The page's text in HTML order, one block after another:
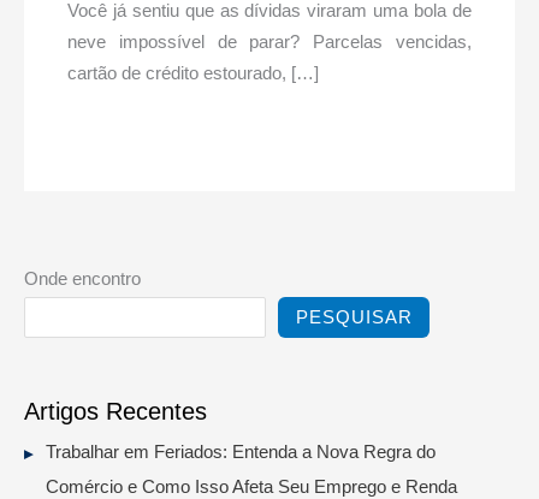
Você já sentiu que as dívidas viraram uma bola de
neve impossível de parar? Parcelas vencidas,
cartão de crédito estourado, […]
Onde encontro
PESQUISAR
Artigos Recentes
Trabalhar em Feriados: Entenda a Nova Regra do
Comércio e Como Isso Afeta Seu Emprego e Renda